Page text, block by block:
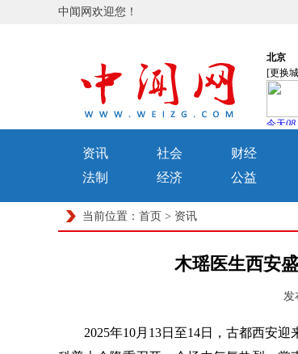
中闻网欢迎您！
资讯 社会 财经
法制
经济 公益
当前位置： 首页 > 资讯
木瑶医生西安
发
2025年10月13日至14日，古都西安迎